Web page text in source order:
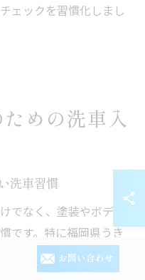
ェックを習慣化しまし
めの洗車入
洗車習慣
でなく、塗装やボディ
です。特に福岡県うき
とに黄砂や花粉、雨に
、定期的な洗車が車の
お問い合わせ